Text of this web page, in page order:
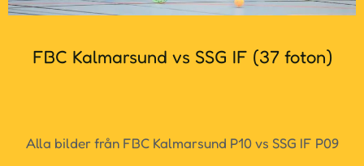
FBC Kalmarsund vs SSG IF (37 foton)
Alla bilder från FBC Kalmarsund P10 vs SSG IF P09